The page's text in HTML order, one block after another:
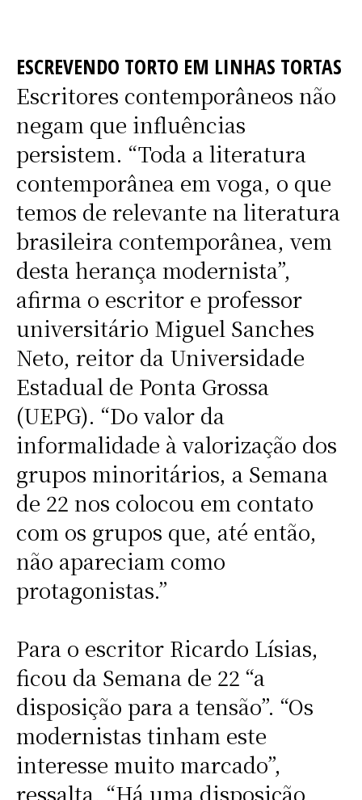
ESCREVENDO TORTO EM LINHAS TORTAS
Escritores contemporâneos não
negam que influências
persistem. “Toda a literatura
contemporânea em voga, o que
temos de relevante na literatura
brasileira contemporânea, vem
desta herança modernista”,
afirma o escritor e professor
universitário Miguel Sanches
Neto, reitor da Universidade
Estadual de Ponta Grossa
(UEPG). “Do valor da
informalidade à valorização dos
grupos minoritários, a Semana
de 22 nos colocou em contato
com os grupos que, até então,
não apareciam como
protagonistas.”
Para o escritor Ricardo Lísias,
ficou da Semana de 22 “a
disposição para a tensão”. “Os
modernistas tinham este
interesse muito marcado”,
ressalta. “Há uma disposição